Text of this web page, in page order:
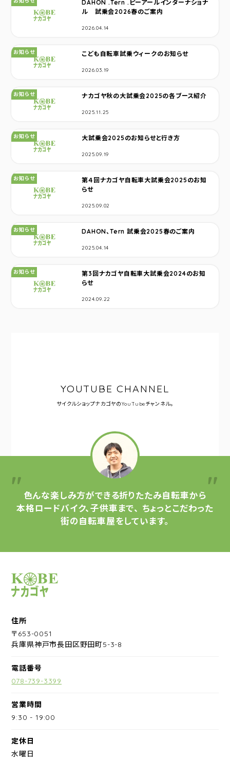
DAHON .Tern .ピーアールインターナショナ
ル 試乗会2026春のご案内
2026.04.14
こども自転車試乗ウィークのお知らせ
カテゴリ：
お知らせ
2026.03.19
ナカゴヤ秋の大試乗会2025の各ブース紹介
カテゴリ：
お知らせ
2025.11.25
大試乗会2025のお知らせと行き方
カテゴリ：
お知らせ
2025.09.19
第４回ナカゴヤ自転車大試乗会2025のお知
らせ
カテゴリ：
お知らせ
2025.09.02
DAHON、Tern 試乗会2025春のご案内
カテゴリ：
お知らせ
2025.04.14
第3回ナカゴヤ自転車大試乗会2024のお知
らせ
カテゴリ：
お知らせ
2024.09.22
YOUTUBE CHANNEL
サイクルショップナカゴヤのYouTubeチャンネル。
色んな楽しみ方ができる折りたたみ自転車から
本格ロードバイク、子供車まで、 ちょっとこだわった
街の自転車屋をしています。
サイクルショップナカゴヤ
住所
〒653-0051
兵庫県神戸市長田区野田町5-3-8
電話番号
078-739-3399
営業時間
9:30 -19:00
定休日
水曜日